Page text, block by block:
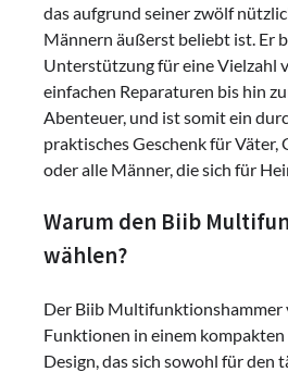
das aufgrund seiner zwölf
Männern äußerst beliebt ist. Er
Unterstützung für eine Vielzahl
einfachen Reparaturen bis hin
Abenteuer, und ist somit ein
praktisches Geschenk für Väter,
oder alle Männer, die sich für
Warum den Biib
wählen?
Der Biib Multifunktionshammer
Funktionen in einem
Design, das sich sowohl für den